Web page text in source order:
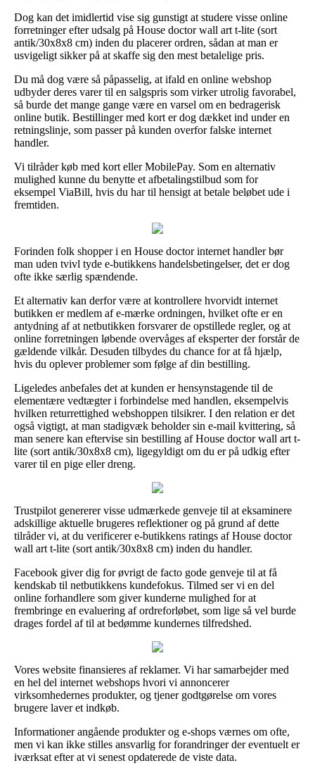
Dog kan det imidlertid vise sig gunstigt at studere visse online
forretninger efter udsalg på House doctor wall art t-lite (sort
antik/30x8x8 cm) inden du placerer ordren, sådan at man er
usvigeligt sikker på at skaffe sig den mest betalelige pris.
Du må dog være så påpasselig, at ifald en online webshop
udbyder deres varer til en salgspris som virker utrolig favorabel,
så burde det mange gange være en varsel om en bedragerisk
online butik. Bestillinger med kort er dog dækket ind under en
retningslinje, som passer på kunden overfor falske internet
handler.
Vi tilråder køb med kort eller MobilePay. Som en alternativ
mulighed kunne du benytte et afbetalingstilbud som for
eksempel ViaBill, hvis du har til hensigt at betale beløbet ude i
fremtiden.
Forinden folk shopper i en House doctor internet handler bør
man uden tvivl tyde e-butikkens handelsbetingelser, det er dog
ofte ikke særlig spændende.
Et alternativ kan derfor være at kontrollere hvorvidt internet
butikken er medlem af e-mærke ordningen, hvilket ofte er en
antydning af at netbutikken forsvarer de opstillede regler, og at
online forretningen løbende overvåges af eksperter der forstår de
gældende vilkår. Desuden tilbydes du chance for at få hjælp,
hvis du oplever problemer som følge af din bestilling.
Ligeledes anbefales det at kunden er hensynstagende til de
elementære vedtægter i forbindelse med handlen, eksempelvis
hvilken returrettighed webshoppen tilsikrer. I den relation er det
også vigtigt, at man stadigvæk beholder sin e-mail kvittering, så
man senere kan eftervise sin bestilling af House doctor wall art t-
lite (sort antik/30x8x8 cm), ligegyldigt om du er på udkig efter
varer til en pige eller dreng.
Trustpilot genererer visse udmærkede genveje til at eksaminere
adskillige aktuelle brugeres reflektioner og på grund af dette
tilråder vi, at du verificerer e-butikkens ratings af House doctor
wall art t-lite (sort antik/30x8x8 cm) inden du handler.
Facebook giver dig for øvrigt de facto gode genveje til at få
kendskab til netbutikkens kundefokus. Tilmed ser vi en del
online forhandlere som giver kunderne mulighed for at
frembringe en evaluering af ordreforløbet, som lige så vel burde
drages fordel af til at bedømme kundernes tilfredshed.
Vores website finansieres af reklamer. Vi har samarbejder med
en hel del internet webshops hvori vi annoncerer
virksomhedernes produkter, og tjener godtgørelse om vores
brugere laver et indkøb.
Informationer angående produkter og e-shops værnes om ofte,
men vi kan ikke stilles ansvarlig for forandringer der eventuelt er
iværksat efter at vi senest opdaterede de viste data.